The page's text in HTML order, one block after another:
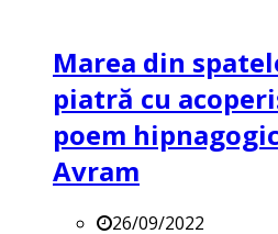
Marea din
piatră cu
poem
Avram
26/09/2022